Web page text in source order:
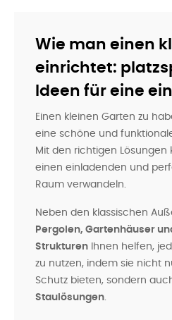
Wie man einen
einrichtet:
Ideen für eine
Einen kleinen Garten zu
eine schöne und
Mit den richtigen Lösungen
einen einladenden und
Raum verwandeln.
Neben den klassischen
Pergolen, Gartenhäuser
Strukturen Ihnen helfen,
zu nutzen, indem sie nicht
Schutz bieten, sondern
Staulösungen.